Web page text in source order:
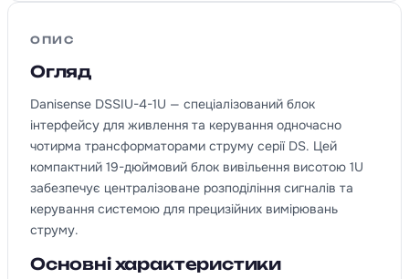
ОПИС
Огляд
Danisense DSSIU-4-1U — спеціалізований блок
інтерфейсу для живлення та керування одночасно
чотирма трансформаторами струму серії DS. Цей
компактний 19-дюймовий блок вивільення висотою 1U
забезпечує централізоване розподіління сигналів та
керування системою для прецизійних вимірювань
струму.
Основні характеристики